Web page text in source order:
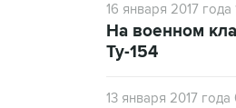
16 января 2017 года
На военном
Ту-154
13 января 2017 года